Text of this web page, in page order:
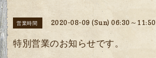
営業時間 2020-08-09 (Sun) 06:30～11:50
特別営業のお知らせです。